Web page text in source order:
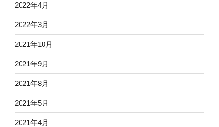
2022年4月
2022年3月
2021年10月
2021年9月
2021年8月
2021年5月
2021年4月